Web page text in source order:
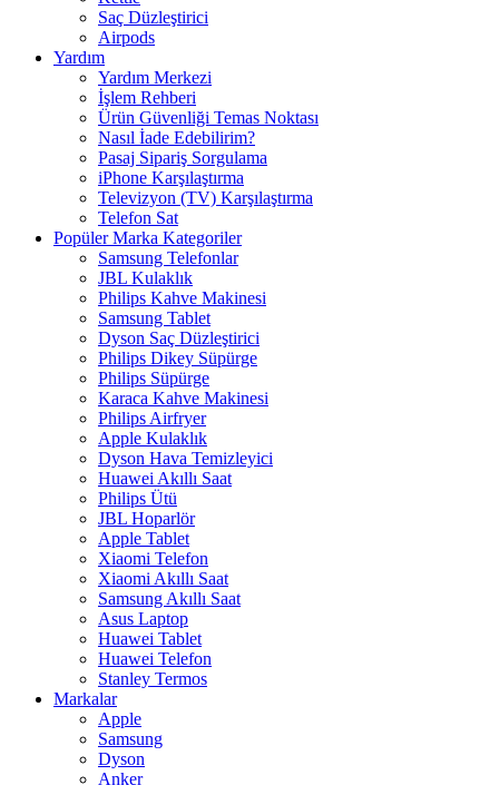
Saç Düzleştirici
Airpods
Yardım
Yardım Merkezi
İşlem Rehberi
Ürün Güvenliği Temas Noktası
Nasıl İade Edebilirim?
Pasaj Sipariş Sorgulama
iPhone Karşılaştırma
Televizyon (TV) Karşılaştırma
Telefon Sat
Popüler Marka Kategoriler
Samsung Telefonlar
JBL Kulaklık
Philips Kahve Makinesi
Samsung Tablet
Dyson Saç Düzleştirici
Philips Dikey Süpürge
Philips Süpürge
Karaca Kahve Makinesi
Philips Airfryer
Apple Kulaklık
Dyson Hava Temizleyici
Huawei Akıllı Saat
Philips Ütü
JBL Hoparlör
Apple Tablet
Xiaomi Telefon
Xiaomi Akıllı Saat
Samsung Akıllı Saat
Asus Laptop
Huawei Tablet
Huawei Telefon
Stanley Termos
Markalar
Apple
Samsung
Dyson
Anker